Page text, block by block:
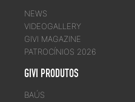
NEWS
VIDEOGALLERY
GIVI MAGAZINE
PATROCÍNIOS 2026
GIVI PRODUTOS
BAÚS